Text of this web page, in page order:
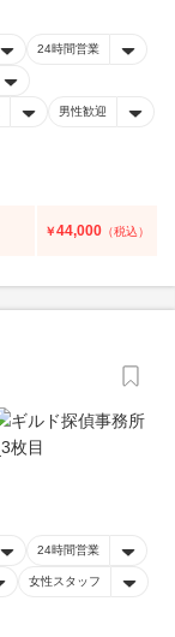
24時間営業
男性歓迎
￥44,000 （税込）
24時間営業
女性スタッフ